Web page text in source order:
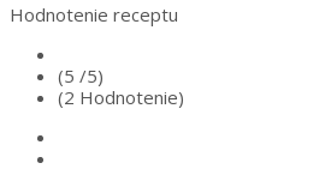
Hodnotenie receptu
(5 /5)
(2 Hodnotenie)